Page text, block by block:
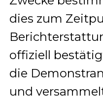
dies zum
offiziell
die
und